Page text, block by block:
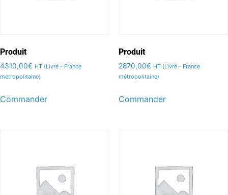
Produit
4310,00€ HT (Livré - France
métropolitaine)
Commander
Produit
2870,00€ HT (Livré - France
métropolitaine)
Commander